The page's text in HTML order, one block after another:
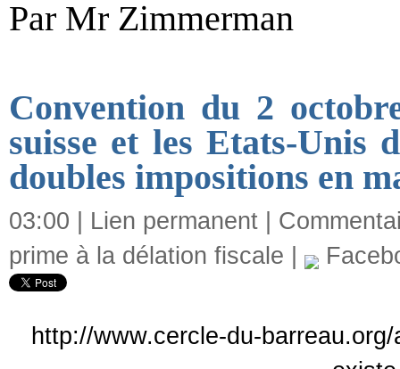
Par Mr Zimmerman
Convention du 2
suisse et les Etats-Unis
doubles impositions en
03:00 | Lien permanent
prime à la délation fiscale
http://www.cercle-du-